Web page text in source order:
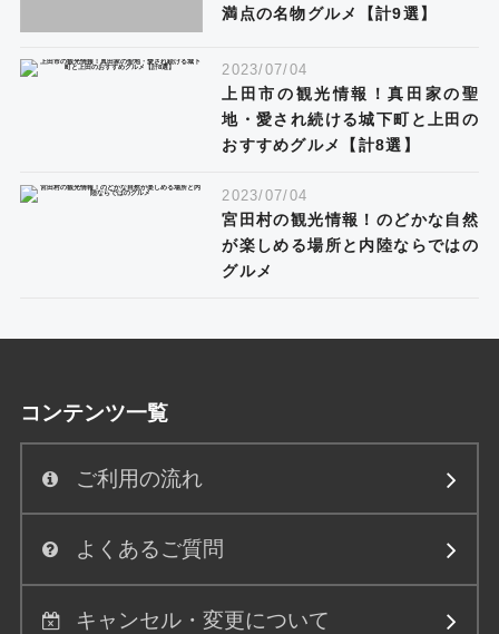
満点の名物グルメ【計9選】
2023/07/04
上田市の観光情報！真田家の聖
地・愛され続ける城下町と上田の
おすすめグルメ【計8選】
2023/07/04
宮田村の観光情報！のどかな自然
が楽しめる場所と内陸ならではの
グルメ
コンテンツ一覧
ご利用の流れ
よくあるご質問
キャンセル・変更について